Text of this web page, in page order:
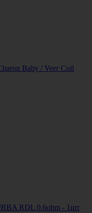
Baby / Veer Coil
RBA RDL 0.6ohm - 1шт